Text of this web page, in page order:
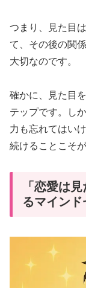
つまり、見た目
て、その後の関
大切なのです。
確かに、見た目
テップです。し
力も忘れてはい
続けることこそ
「恋愛は
るマイン